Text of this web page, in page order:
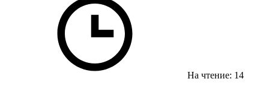
На чтение: 14